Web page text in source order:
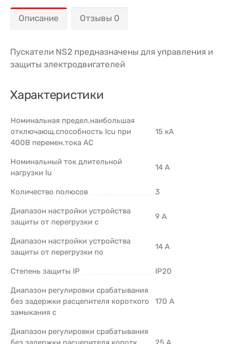
Описание Отзывы 0
Пускатели NS2 предназначены для управления и
защиты электродвигателей
Характеристики
Номинальная предел.наибольшая
отключающ.способность Icu при
400В перемен.тока AC
15 кА
Номинальный ток длительной
нагрузки Iu
14 А
Количество полюсов 3
Диапазон настройки устройства
защиты от перегрузки с
9 А
Диапазон настройки устройства
защиты от перегрузки по
14 А
Степень защиты IP IP20
Диапазон регулировки срабатывания
без задержки расцепителя короткого
замыкания с
170 А
Диапазон регулировки срабатывания